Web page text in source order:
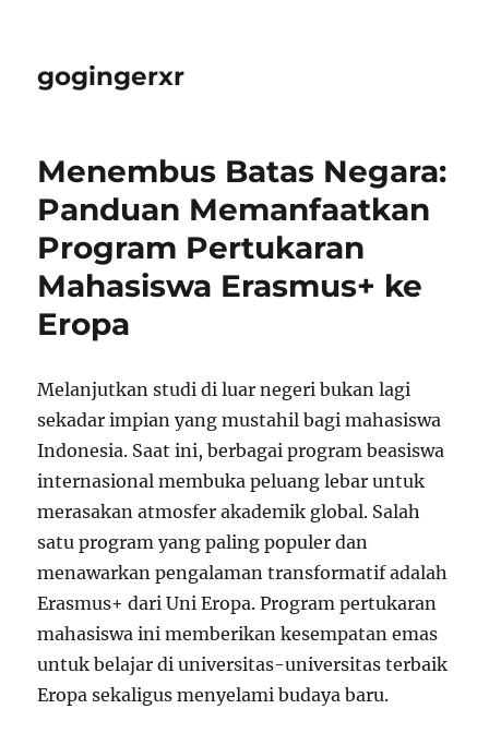
gogingerxr
Menembus Batas Negara:
Panduan Memanfaatkan
Program Pertukaran
Mahasiswa Erasmus+ ke
Eropa
Melanjutkan studi di luar negeri bukan lagi
sekadar impian yang mustahil bagi mahasiswa
Indonesia. Saat ini, berbagai program beasiswa
internasional membuka peluang lebar untuk
merasakan atmosfer akademik global. Salah
satu program yang paling populer dan
menawarkan pengalaman transformatif adalah
Erasmus+ dari Uni Eropa. Program pertukaran
mahasiswa ini memberikan kesempatan emas
untuk belajar di universitas-universitas terbaik
Eropa sekaligus menyelami budaya baru.